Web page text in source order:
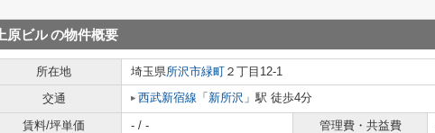
上原ビルの物件概要
所在地 埼玉県所沢市緑町 ２丁目12-1
交通
西武新宿線 「 新所沢 」駅 徒歩4分
賃料/坪単価 - / - 管理費・共益費